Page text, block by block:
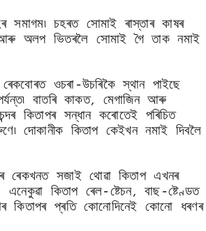
সমাগম৷ চহৰত সোমাই ৰাস্তাৰ কাষৰ
অলপ ভিতৰলৈ সোমাই গৈ তাক নমাই
ওচৰা-উচৰিকৈ স্থান পাইছে
বাতৰি কাকত, মেগাজিন আৰু
কিতাপৰ সন্ধান কৰোতেই পৰিচিত
দোকানীক কিতাপ কেইখন নমাই দিবলৈ
ৰেকখনত সজাই থোৱা কিতাপ এখনৰ
এনেকুৱা কিতাপ ৰেল-ষ্টেচন,বাছ-ষ্টেণ্ডত
কিতাপৰ প্ৰতি কোনোদিনেই কোনো ধৰণৰ